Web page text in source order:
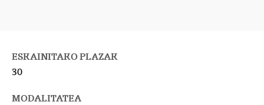
ESKAINITAKO PLAZAK
30
MODALITATEA